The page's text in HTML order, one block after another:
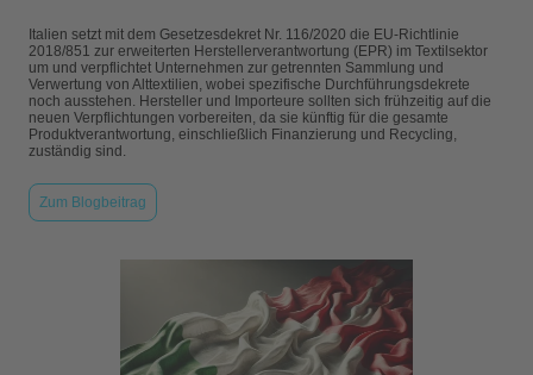
Italien setzt mit dem Gesetzesdekret Nr. 116/2020 die EU-Richtlinie
2018/851 zur erweiterten Herstellerverantwortung (EPR) im Textilsektor
um und verpflichtet Unternehmen zur getrennten Sammlung und
Verwertung von Alttextilien, wobei spezifische Durchführungsdekrete
noch ausstehen. Hersteller und Importeure sollten sich frühzeitig auf die
neuen Verpflichtungen vorbereiten, da sie künftig für die gesamte
Produktverantwortung, einschließlich Finanzierung und Recycling,
zuständig sind.
Zum Blogbeitrag